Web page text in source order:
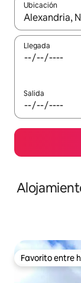
Ubicación
Cuando los
Llegada
Salida
Favorito entre
Favorito entre